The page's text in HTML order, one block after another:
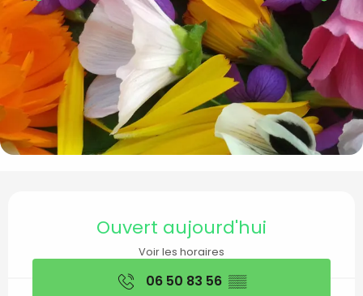
Ouverture et
Ouvert aujourd'hui
Voir les horaires
06 50 83 56 ▒▒